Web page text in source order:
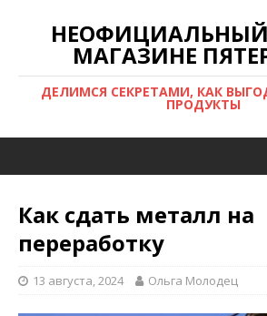
МАГАЗИНЕ
ДЕЛИМСЯ СЕКРЕТАМИ, КАК
ПРОДУКТЫ
Как сдать металл на
переработку
13 августа, 2024 Ольга Молодец